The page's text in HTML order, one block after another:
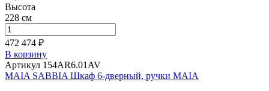
Высота
228 см
472 474 ₽
В корзину
Артикул 154AR6.01AV
MAIA SABBIA Шкаф 6-дверный, ручки MAIA